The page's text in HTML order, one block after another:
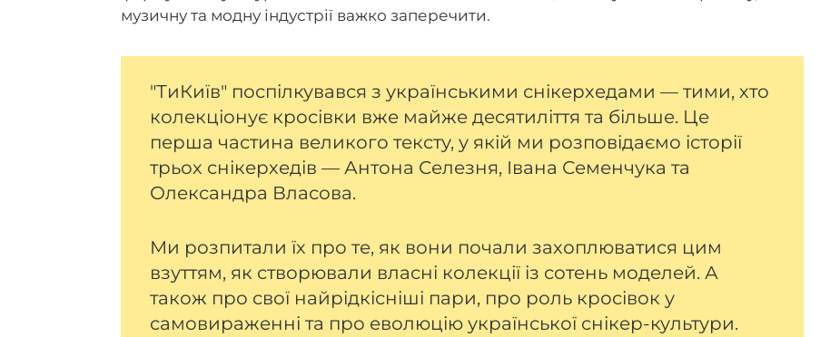
музичну та модну індустрії важко заперечити.
"ТиКиїв" поспілкувався з українськими снікерхедами — тими, хто
колекціонує кросівки вже майже десятиліття та більше. Це
перша частина великого тексту, у якій ми розповідаємо історії
трьох снікерхедів — Антона Селезня, Івана Семенчука та
Олександра Власова.
Ми розпитали їх про те, як вони почали захоплюватися цим
взуттям, як створювали власні колекції із сотень моделей. А
також про свої найрідкісніші пари, про роль кросівок у
самовираженні та про еволюцію української снікер-культури.